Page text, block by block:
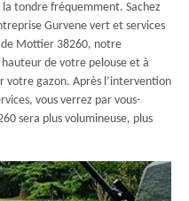
tondre fréquemment. Sachez
Gurvene vert et services
Mottier 38260, notre
de votre pelouse et à
votre gazon. Après l’intervention
vous verrez par vous-
sera plus volumineuse, plus